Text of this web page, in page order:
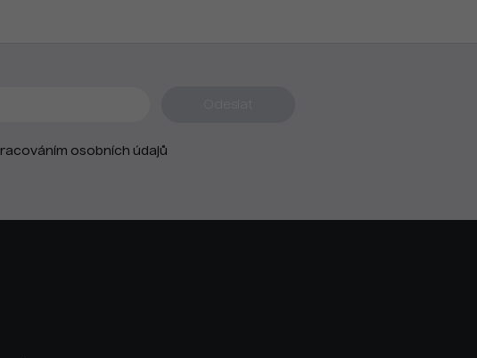
osobních údajů